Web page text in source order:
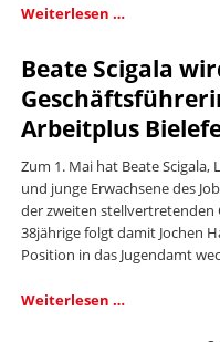
Weiterlesen …Werkstatt
-
Projekt
der
Beate Scigala
Arbeitplus
Zum 1. Mai hat Beate Scigala,
und junge Erwachsene des
der zweiten stellvertretenden
38jährige folgt damit Jochen
Position in das Jugendamt
Weiterlesen …Beate